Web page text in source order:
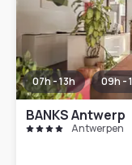
07h - 13h 09h -
BANKS Antwerp
Antwerpen